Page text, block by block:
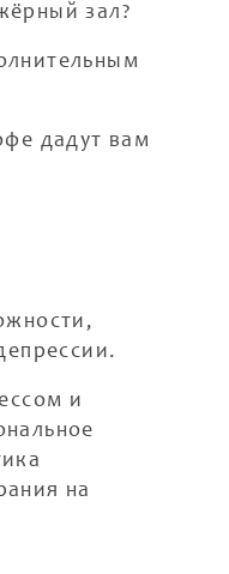
зал?
дадут вам
и
на